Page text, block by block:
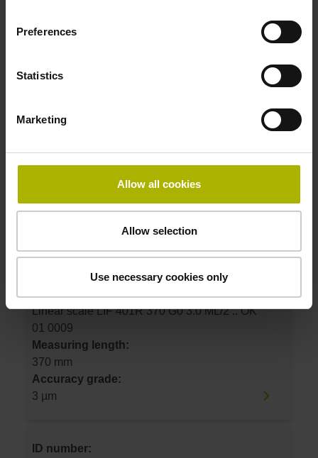
Preferences
Statistics
Marketing
Allow all cookies
Allow selection
Use necessary cookies only
ID number:
Linear scale LIF 401R 320 G0 3.0 ML/2 .. OK
Measuring length:
Accuracy grade:
3 µm
ID number:
1300303-07
Product:
Linear scale LIF 401R 370 G0 3.0 ML/2 .. OK
01 0009
Measuring length:
370 mm
Accuracy grade:
3 µm
ID number: